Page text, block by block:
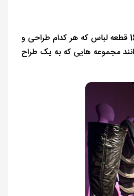
عاشقان مد باید از del Traje دیدن کنند، موزه که به مد و لباس اختصاص دارد با مجموعه دائمی بیش از 160000 قطعه لباس که هر کدام طراحی و
مجموعه هایی که به یک طراح